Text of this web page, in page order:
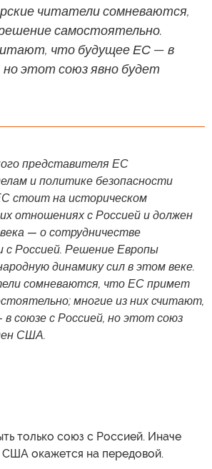
читатели сомневаются,
самостоятельно.
что будущее ЕС — в
но этот союз явно будет
представителя ЕС
и политике безопасности
стоит на историческом
отношениях с Россией и должен
— о сотрудничестве
с Россией. Решение Европы
динамику сил в этом веке.
сомневаются, что ЕС примет
многие из них считают,
союзе с Россией, но этот союз
США.
только союз с Россией. Иначе
США окажется на передовой.